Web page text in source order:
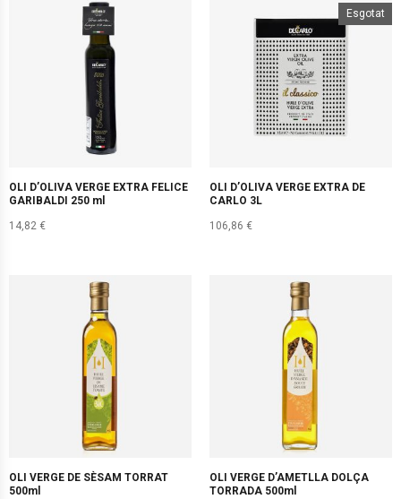
OLI D’OLIVA VERGE EXTRA FELICE
GARIBALDI 250 ml
14,82 €
Novetat
Esgotat
OLI D’OLIVA VERGE EXTRA DE
CARLO 3L
106,86 €
OLI VERGE DE SÈSAM TORRAT
500ml
OLI VERGE D’AMETLLA DOLÇA
TORRADA 500ml